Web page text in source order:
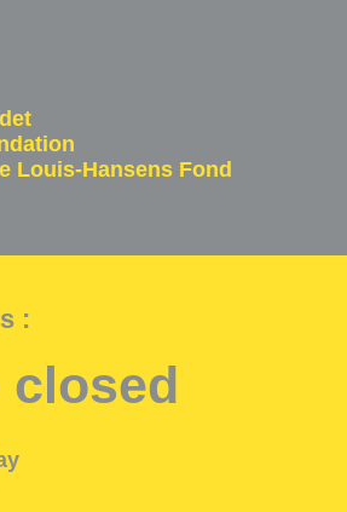
Louis-Hansens Fond
:
closed